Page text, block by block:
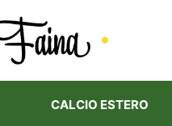
CALCIO ESTERO